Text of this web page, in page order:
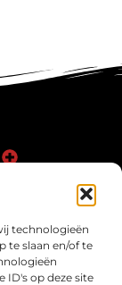
technologieën
te slaan en/of te
ID's op deze site